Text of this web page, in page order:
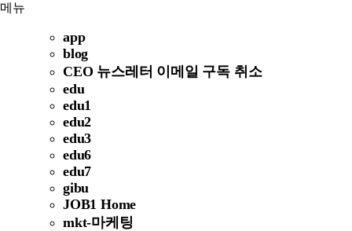
메뉴
app
blog
CEO 뉴스레터 이메일 구독 취소
edu
edu1
edu2
edu3
edu6
edu7
gibu
JOB1 Home
mkt-마케팅